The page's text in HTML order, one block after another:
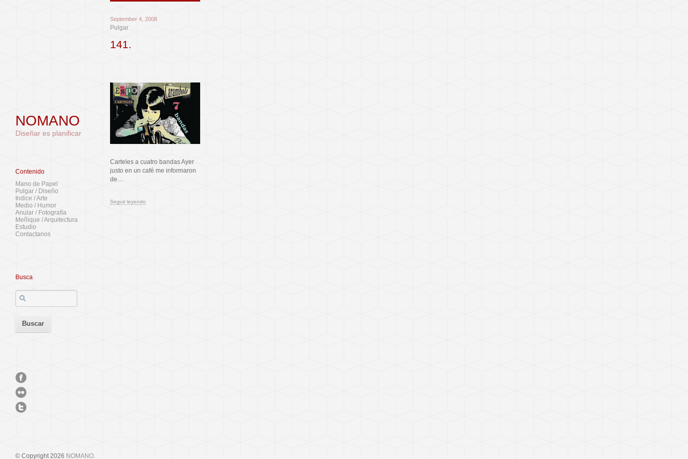
NOMANO
Diseñar es planificar
Contenido
Mano de Papel
Pulgar / Diseño
Indice / Arte
Medio / Humor
Anular / Fotografía
Meñique / Arquitectura
Estudio
Contactanos
Busca
© Copyright 2026 NOMANO.
September 4, 2008
Pulgar
141.
Carteles a cuatro bandas Ayer
justo en un café me informaron
de…
Seguir leyendo